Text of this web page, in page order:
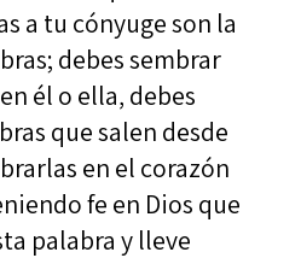
a tu cónyuge son la
debes sembrar
él o ella, debes
que salen desde
en el corazón
fe en Dios que
palabra y lleve